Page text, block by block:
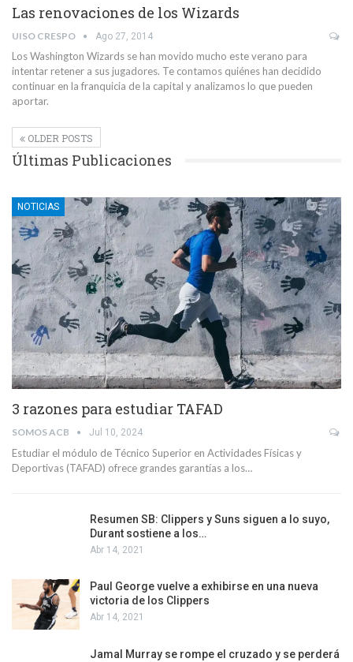
Las renovaciones de los Wizards
UISO CRESPO Ago 27, 2014
Los Washington Wizards se han movido mucho este verano para
intentar retener a sus jugadores. Te contamos quiénes han decidido
continuar en la franquicia de la capital y analizamos lo que pueden
aportar.
OLDER POSTS
Últimas Publicaciones
NOTICIAS
3 razones para estudiar TAFAD
SOMOS ACB Jul 10, 2024
Estudiar el módulo de Técnico Superior en Actividades Físicas y
Deportivas (TAFAD) ofrece grandes garantías a los…
Resumen SB: Clippers y Suns siguen a lo suyo,
Durant sostiene a los…
Abr 14, 2021
Paul George vuelve a exhibirse en una nueva
victoria de los Clippers
Abr 14, 2021
Jamal Murray se rompe el cruzado y se perderá